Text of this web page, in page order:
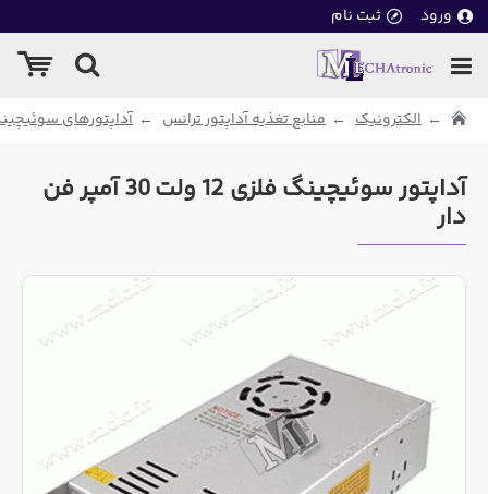
ورود ثبت نام
الکترونیک منابع تغذیه آداپتور ترانس آداپتورهای
آداپتور سوئیچینگ فلزی 12 ولت 30 آمپر فن
دار